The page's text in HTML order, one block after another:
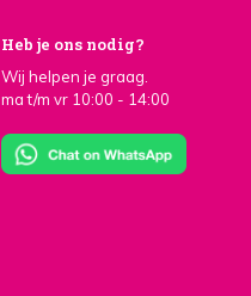
Heb je ons nodig?
Wij helpen je graag.
ma t/m vr 10:00 - 14:00